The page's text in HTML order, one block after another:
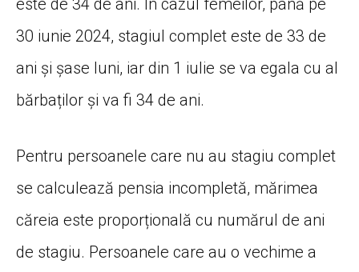
este de 34 de ani. În cazul femeilor, până pe
30 iunie 2024, stagiul complet este de 33 de
ani și șase luni, iar din 1 iulie se va egala cu al
bărbaților și va fi 34 de ani.
Pentru persoanele care nu au stagiu complet
se calculează pensia incompletă, mărimea
căreia este proporțională cu numărul de ani
de stagiu. Persoanele care au o vechime a